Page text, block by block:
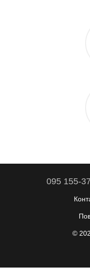
095 155-
©